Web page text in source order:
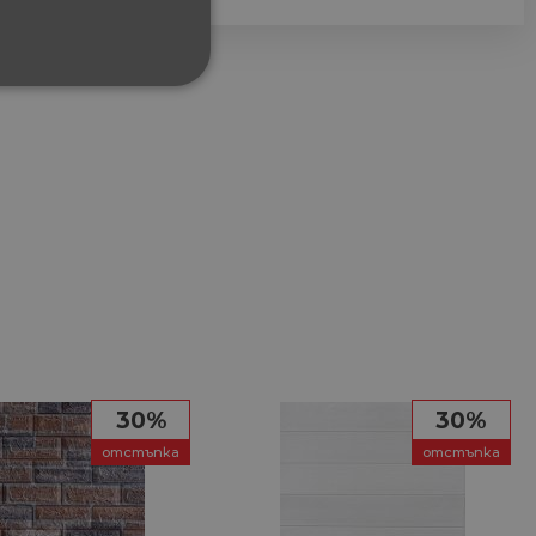
30%
отстъпка
30%
отстъпка
хората и ботовете.
отчети за